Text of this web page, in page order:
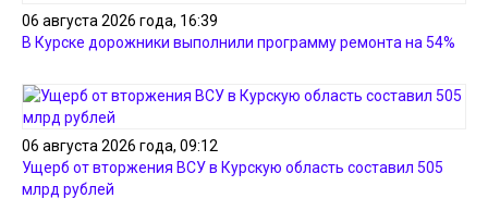
06 августа 2026 года, 16:39
В Курске дорожники выполнили программу ремонта на 54%
06 августа 2026 года, 09:12
Ущерб от вторжения ВСУ в Курскую область составил 505
млрд рублей